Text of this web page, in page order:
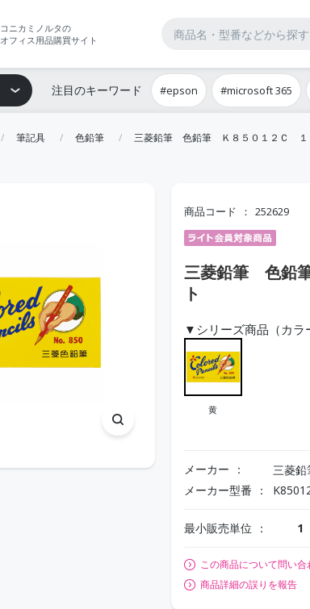
コニカミノルタの
オフィス用品購買サイト
注目のキーワード #epson #microsoft 365
筆記具 色鉛筆 三菱鉛筆 色鉛筆 Ｋ８５０１２Ｃ １
商品コード 252629
三菱鉛筆 色鉛
ト
▼シリーズ商品（カラ
黄
メーカー 三菱鉛
メーカー型番
最小販売単位 1
この商品について問い合
商品詳細の誤りを報告